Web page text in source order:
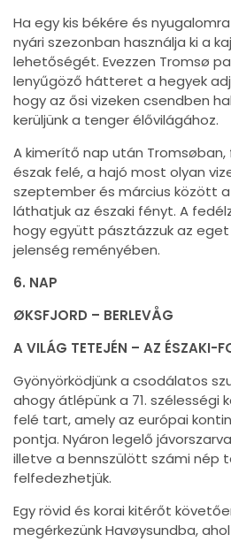
Ha egy kis békére és
nyári szezonban használja ki a
lehetőségét. Evezzen Tromsø
lenyűgöző hátteret a hegyek
hogy az ősi vizeken csendben
kerüljünk a tenger élővilágához.
A kimerítő nap után
észak felé, a hajó most olyan
szeptember és március között
láthatjuk az északi fényt. A
hogy együtt pásztázzuk az
jelenség reményében.
6. NAP
ØKSFJORD – BERLEVÅG
A VILÁG TETEJÉN – AZ ÉSZAKI-
Gyönyörködjünk a csodálatos
ahogy átlépünk a 71. szélességi
felé tart, amely az európai
pontja. Nyáron legelő
illetve a bennszülött számi nép
felfedezhetjük.
Egy rövid és korai kitérőt
megérkezünk Havøysundba, ahol